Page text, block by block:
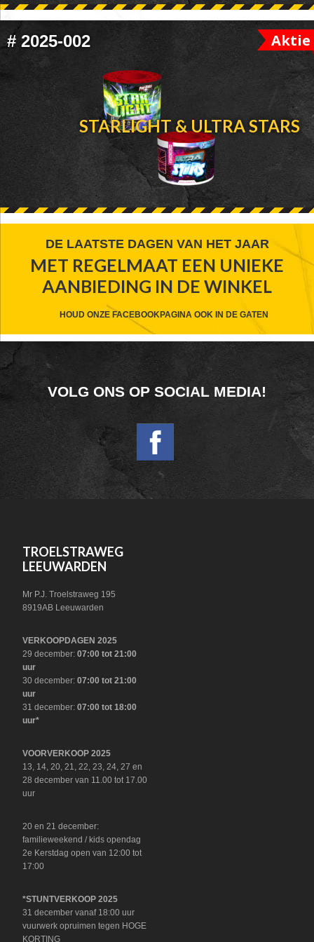
# 2025-002 Aktie
STARLIGHT & ULTRA STARS
FOOTER
WIDGET
HEADER
DE LAATSTE DAGEN VAN HET JAAR
MET REGELMAAT EEN UNIEKE
AANBIEDING IN DE WINKEL
HOUD ONZE FACEBOOKPAGINA OOK IN DE GATEN
FOOTER
WIDGET
HEADER
SOCIAL
VOLG ONS OP SOCIAL MEDIA!
TROELSTRAWEG
LEEUWARDEN
Mr P.J. Troelstraweg 195
8919AB Leeuwarden
VERKOOPDAGEN 2025
29 december:07:00 tot 21:00
uur
30 december:07:00 tot 21:00
uur
31 december:07:00 tot 18:00
uur*
VOORVERKOOP 2025
13, 14, 20, 21, 22, 23, 24, 27 en
28 december van 11.00 tot 17.00
uur
20 en 21 december:
familieweekend / kids opendag
2e Kerstdag open van 12:00 tot
17:00
*STUNTVERKOOP 2025
31 december vanaf 18:00 uur
vuurwerk opruimen tegen HOGE
KORTING